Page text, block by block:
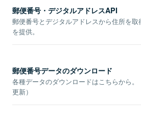
郵便番号・デジタルアドレスAPI
郵便番号とデジタルアドレスから住所を
を提供。
郵便番号データのダウンロード
各種データのダウンロードはこちらから。
更新）